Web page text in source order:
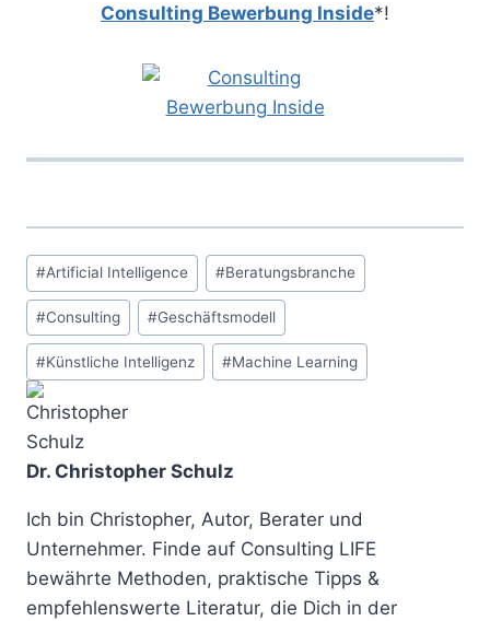
Consulting Bewerbung Inside*!
Schlagworte:
#Artificial Intelligence #Beratungsbranche
#Consulting #Geschäftsmodell
#Künstliche Intelligenz #Machine Learning
Dr. Christopher Schulz
Ich bin Christopher, Autor, Berater und
Unternehmer. Finde auf Consulting LIFE
bewährte Methoden, praktische Tipps &
empfehlenswerte Literatur, die Dich in der